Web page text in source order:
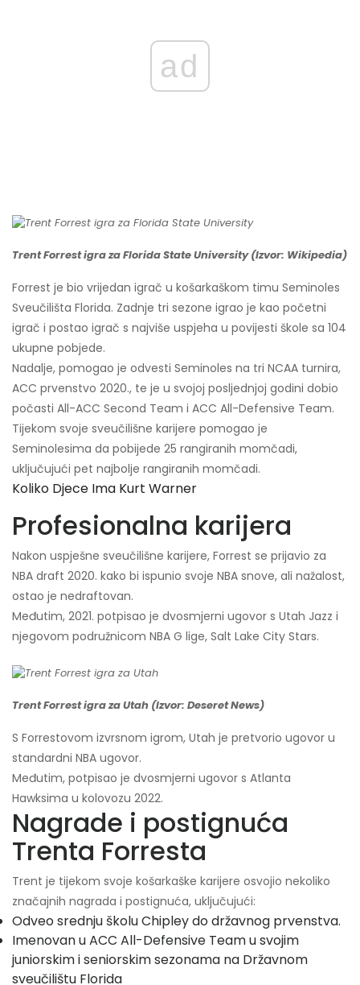
ad
Trent Forrest igra za Florida State University (Izvor: Wikipedia)
Forrest je bio vrijedan igrač u košarkaškom timu Seminoles
Sveučilišta Florida. Zadnje tri sezone igrao je kao početni
igrač i postao igrač s najviše uspjeha u povijesti škole sa 104
ukupne pobjede.
Nadalje, pomogao je odvesti Seminoles na tri NCAA turnira,
ACC prvenstvo 2020., te je u svojoj posljednjoj godini dobio
počasti All-ACC Second Team i ACC All-Defensive Team.
Tijekom svoje sveučilišne karijere pomogao je
Seminolesima da pobijede 25 rangiranih momčadi,
uključujući pet najbolje rangiranih momčadi.
Koliko Djece Ima Kurt Warner
Profesionalna karijera
Nakon uspješne sveučilišne karijere, Forrest se prijavio za
NBA draft 2020. kako bi ispunio svoje NBA snove, ali nažalost,
ostao je nedraftovan.
Međutim, 2021. potpisao je dvosmjerni ugovor s Utah Jazz i
njegovom podružnicom NBA G lige, Salt Lake City Stars.
Trent Forrest igra za Utah (Izvor: Deseret News)
S Forrestovom izvrsnom igrom, Utah je pretvorio ugovor u
standardni NBA ugovor.
Međutim, potpisao je dvosmjerni ugovor s Atlanta
Hawksima u kolovozu 2022.
Nagrade i postignuća
Trenta Forresta
Trent je tijekom svoje košarkaške karijere osvojio nekoliko
značajnih nagrada i postignuća, uključujući:
Odveo srednju školu Chipley do državnog prvenstva.
Imenovan u ACC All-Defensive Team u svojim
juniorskim i seniorskim sezonama na Državnom
sveučilištu Florida